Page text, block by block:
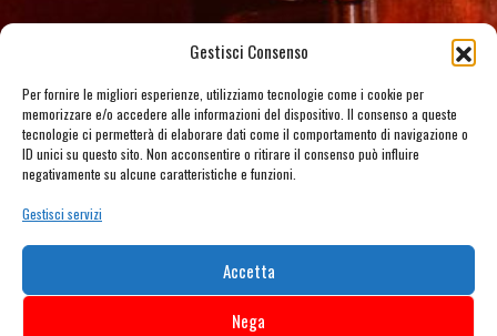
Gestisci Consenso
Per fornire le migliori esperienze, utilizziamo tecnologie come i cookie per
memorizzare e/o accedere alle informazioni del dispositivo. Il consenso a queste
tecnologie ci permetterà di elaborare dati come il comportamento di navigazione o
ID unici su questo sito. Non acconsentire o ritirare il consenso può influire
negativamente su alcune caratteristiche e funzioni.
Gestisci servizi
Accetta
Nega